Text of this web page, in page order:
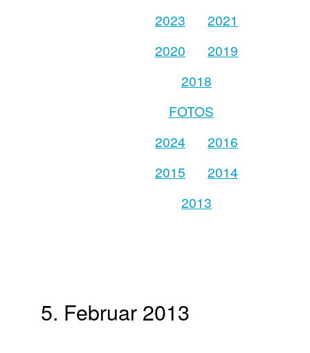
2023
2021
2020
2019
2018
FOTOS
2024
2016
2015
2014
2013
5. Februar 2013